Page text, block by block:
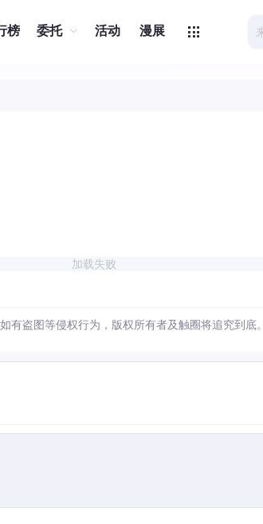
榜 委托 活动 漫展
加载失败
有盗图等侵权行为，版权所有者及触圈将追究到底。